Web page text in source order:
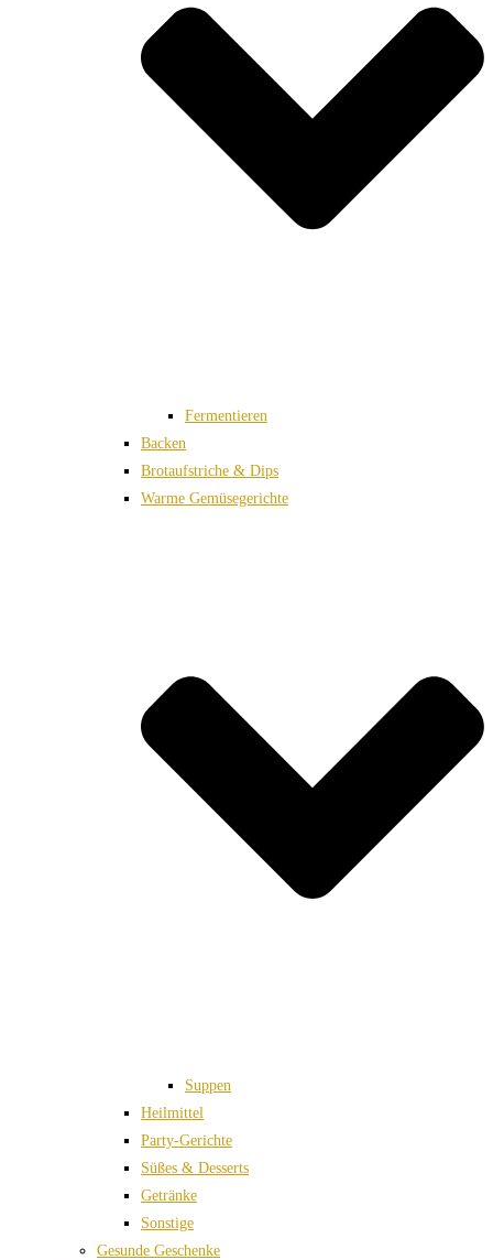
Fermentieren
Backen
Brotaufstriche & Dips
Warme Gemüsegerichte
Suppen
Heilmittel
Party-Gerichte
Süßes & Desserts
Getränke
Sonstige
Gesunde Geschenke